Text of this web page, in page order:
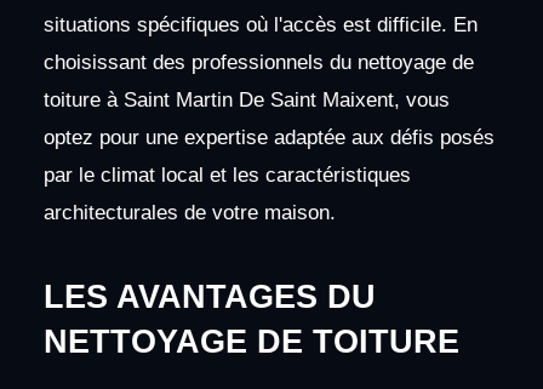
situations spécifiques où l'accès est difficile. En
choisissant des professionnels du nettoyage de
toiture à Saint Martin De Saint Maixent, vous
optez pour une expertise adaptée aux défis posés
par le climat local et les caractéristiques
architecturales de votre maison.
LES AVANTAGES DU
NETTOYAGE DE TOITURE